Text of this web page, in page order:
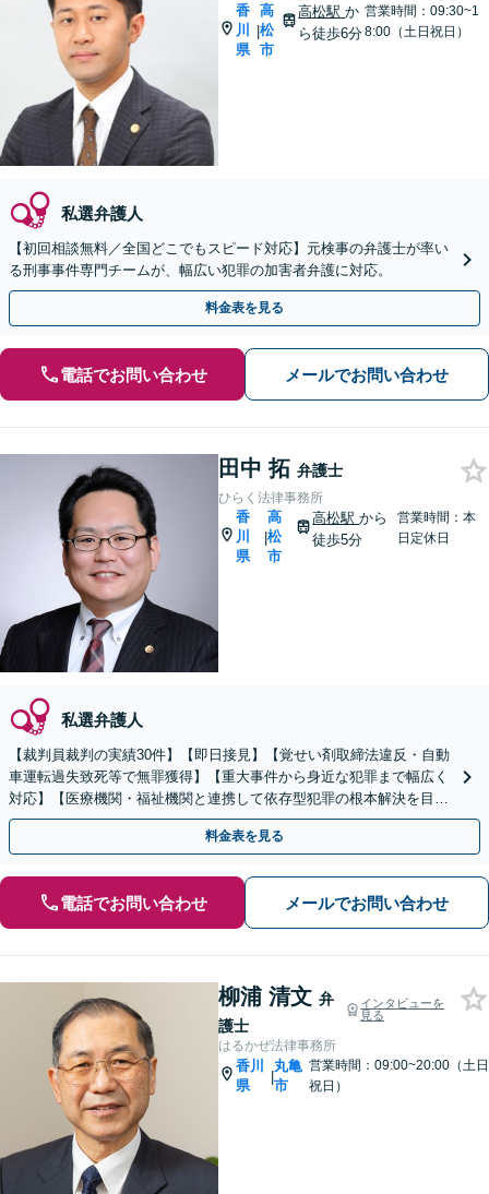
香
川
県
|
高
松
市
高松駅か
ら徒歩6分
営業時間：09:30~1
8:00（土日祝日）
私選弁護人
【初回相談無料／全国どこでもスピード対応】元検事の弁護士が率い
る刑事事件専門チームが、幅広い犯罪の加害者弁護に対応。
料金表を見る
電話でお問い合わせ メールでお問い合わせ
田中 拓 弁護士
ひらく法律事務所
香
川
県
|
高
松
市
高松駅から
徒歩5分
営業時間：本
日定休日
私選弁護人
【裁判員裁判の実績30件】【即日接見】【覚せい剤取締法違反・自動
車運転過失致死等で無罪獲得】【重大事件から身近な犯罪まで幅広く
対応】【医療機関・福祉機関と連携して依存型犯罪の根本解決を目指
します】【弁護士歴17年】【高松北警察署すぐ】
料金表を見る
電話でお問い合わせ メールでお問い合わせ
柳浦 清文 弁
護士
インタビューを
見る
はるかぜ法律事務所
香川
県
|
丸亀
市
営業時間：09:00~20:00（土日
祝日）